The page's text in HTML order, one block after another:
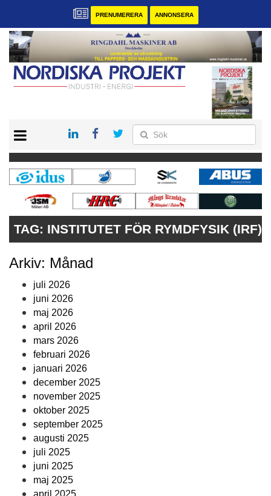
PRENUMERERA ANNONSERA
KONTAKT
VÅRA ANDRA MAGASIN
PRENUMERERA
ANNONSERA
TAG: INSTITUTET FÖR RYMDFYSIK (IRF)
Arkiv: Månad
juli 2026
juni 2026
maj 2026
april 2026
mars 2026
februari 2026
januari 2026
december 2025
november 2025
oktober 2025
september 2025
augusti 2025
juli 2025
juni 2025
maj 2025